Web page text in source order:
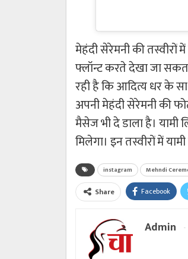
मेहंदी सेरेमनी की
फ्लॉन्ट करते देखा जा
रही है कि आदित्य धर के
अपनी मेहंदी सेरेमनी की
मैसेज भी दे डाला है। यामी
मिलेगा। इन तस्वीरों में
instagram Mehndi
Share Facebook
Admin